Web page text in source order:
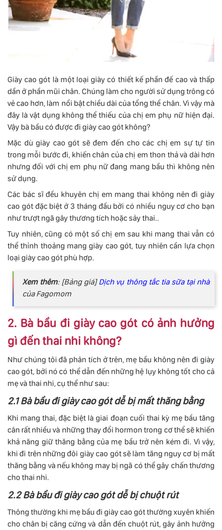
Giày cao gót là một loại giày có thiết kế phần đế cao và thấp
dần ở phần mũi chân. Chúng làm cho người sử dụng trông có
vẻ cao hơn, làm nổi bật chiều dài của tổng thể chân. Vì vậy mà
đây là vật dụng không thể thiếu của chị em phụ nữ hiện đại.
Vậy bà bầu có được đi giày cao gót không?
Mặc dù giày cao gót sẽ đem đến cho các chị em sự tự tin
trong mỗi bước đi, khiến chân của chị em thon thả và dài hơn
nhưng đối với chị em phụ nữ đang mang bầu thì không nên
sử dụng.
Các bác sĩ đều khuyên chị em mang thai không nên đi giày
cao gót đặc biệt ở 3 tháng đầu bởi có nhiều nguy cơ cho bạn
như trượt ngã gây thương tích hoặc sảy thai..
Tuy nhiên, cũng có một số chị em sau khi mang thai vẫn có
thể thỉnh thoảng mang giày cao gót, tuy nhiên cần lựa chọn
loại giày cao gót phù hợp.
Xem thêm: [Bảng giá]Dịch vụ thông tắc tia sữa tại nhà
của Fagomom
2. Bà bầu đi giày cao gót có ảnh hưởng
gì đến thai nhi không?
Như chúng tôi đã phân tích ở trên, mẹ bầu không nên đi giày
cao gót, bởi nó có thể dẫn đến những hệ lụy không tốt cho cả
mẹ và thai nhi, cụ thể như sau:
2.1 Bà bầu đi giày cao gót dễ bị mất thăng bằng
Khi mang thai, đặc biệt là giai đoạn cuối thai kỳ mẹ bầu tăng
cân rất nhiều và những thay đổi hormon trong cơ thể sẽ khiến
khả năng giữ thăng bằng của mẹ bầu trở nên kém đi. Vì vậy,
khi đi trên những đôi giày cao gót sẽ làm tăng nguy cơ bị mất
thăng bằng và nếu không may bị ngã có thể gây chấn thương
cho thai nhi.
2.2 Bà bầu đi giày cao gót dễ bị chuột rút
Thông thường khi mẹ bầu đi giày cao gót thường xuyên khiến
cho chân bị căng cứng và dẫn đến chuột rút, gây ảnh hưởng